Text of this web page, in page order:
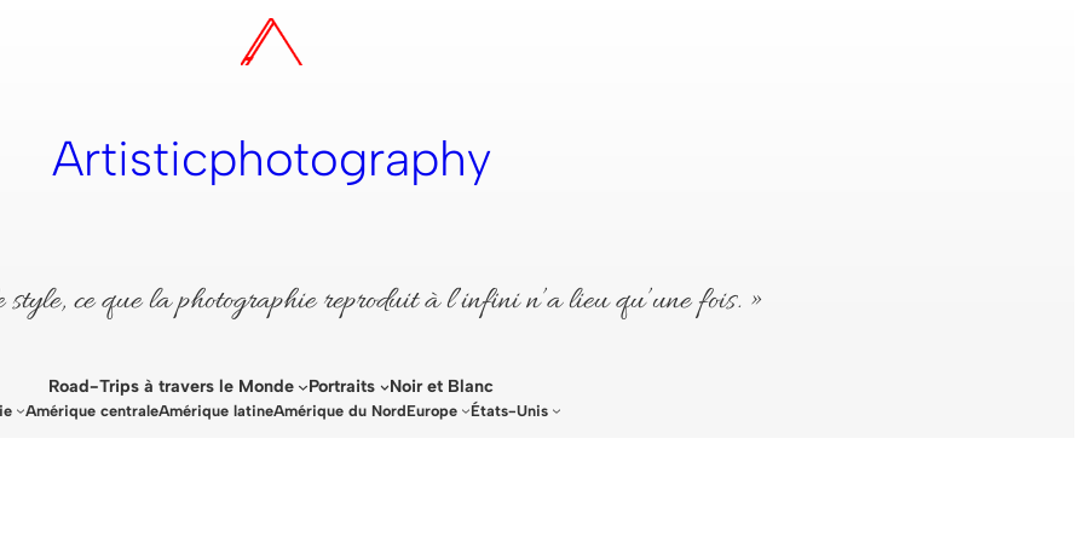
Artisticphotography
ce que la photographie reproduit à l’infini n’a lieu qu’une fois. »
Road-Trips à travers le Monde Portraits Noir et Blanc
Amérique centraleAmérique latineAmérique du NordEurope États-Unis